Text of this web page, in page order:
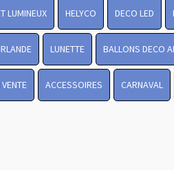
LUMINEUX HELYCO DECO LED
LUNETTE BALLONS DECO
ACCESSOIRES CARNAVAL